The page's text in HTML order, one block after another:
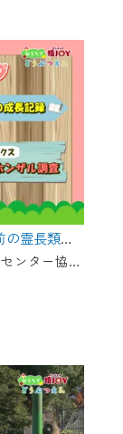
おうちで猿ジョイどうぶつえん～190年前の霊長類図鑑～（2024年11月16日初回放送）
世界屈指のサル類動物園・日本モンキーセンター協力の親子で学べる動物番組。